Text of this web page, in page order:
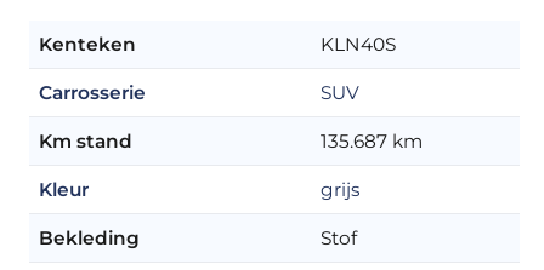
Kenteken KLN40S
Carrosserie SUV
Km stand 135.687 km
Kleur grijs
Bekleding Stof